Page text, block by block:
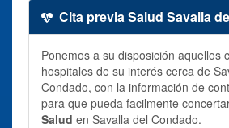
Cita previa Salud Savalla
Ponemos a su disposición aquellos
hospitales de su interés cerca de
Condado, con la información de
para que pueda facilmente
Salud en Savalla del Condado.